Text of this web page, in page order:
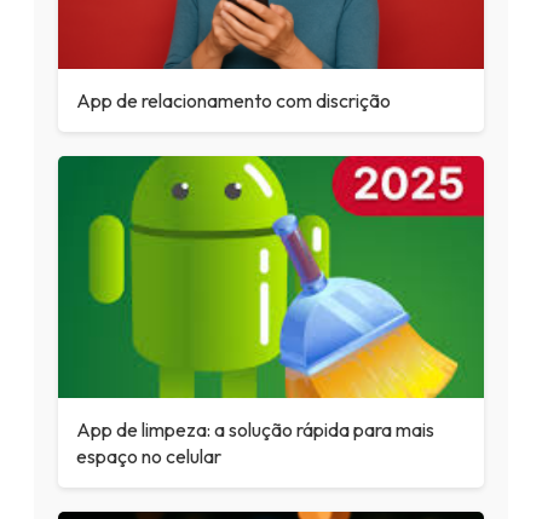
App de relacionamento com discrição
App de limpeza: a solução rápida para mais
espaço no celular